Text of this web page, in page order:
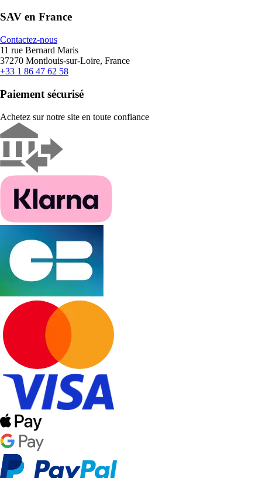
SAV en France
Contactez-nous
11 rue Bernard Maris
37270 Montlouis-sur-Loire, France
+33 1 86 47 62 58
Paiement sécurisé
Achetez sur notre site en toute confiance